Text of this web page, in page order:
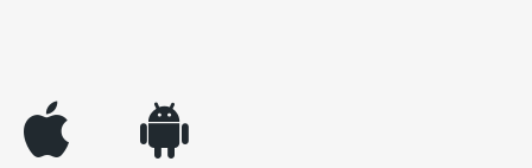
appleinc android